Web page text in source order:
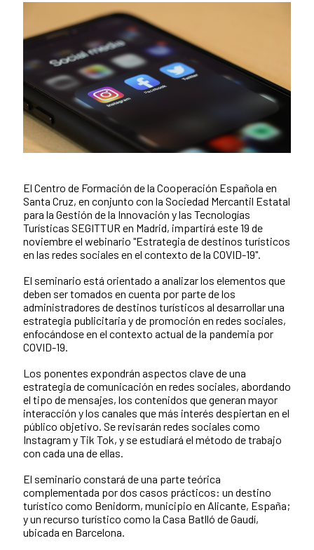
Contenido de la noticia
El Centro de Formación de la Cooperación Española en
Santa Cruz, en conjunto con la Sociedad Mercantil Estatal
para la Gestión de la Innovación y las Tecnologías
Turísticas SEGITTUR en Madrid, impartirá este 19 de
noviembre el webinario "Estrategia de destinos turísticos
en las redes sociales en el contexto de la COVID-19".
El seminario está orientado a analizar los elementos que
deben ser tomados en cuenta por parte de los
administradores de destinos turísticos al desarrollar una
estrategia publicitaria y de promoción en redes sociales,
enfocándose en el contexto actual de la pandemia por
COVID-19.
Los ponentes expondrán aspectos clave de una
estrategia de comunicación en redes sociales, abordando
el tipo de mensajes, los contenidos que generan mayor
interacción y los canales que más interés despiertan en el
público objetivo. Se revisarán redes sociales como
Instagram y Tik Tok, y se estudiará el método de trabajo
con cada una de ellas.
El seminario constará de una parte teórica
complementada por dos casos prácticos: un destino
turístico como Benidorm, municipio en Alicante, España;
y un recurso turístico como la Casa Batlló de Gaudí,
ubicada en Barcelona.